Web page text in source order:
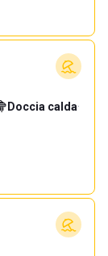
Doccia calda·